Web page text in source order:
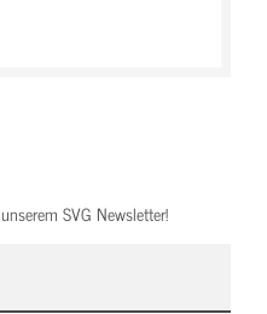
SVG Newsletter!